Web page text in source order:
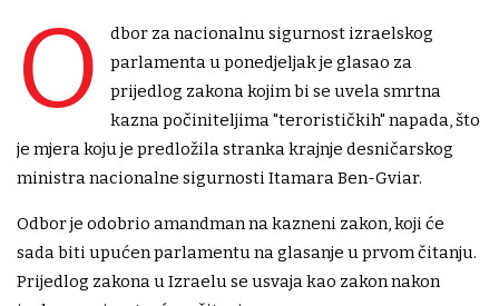
O
dbor za nacionalnu sigurnost izraelskog
parlamenta u ponedjeljak je glasao za
prijedlog zakona kojim bi se uvela smrtna
kazna počiniteljima "terorističkih" napada, što
je mjera koju je predložila stranka krajnje desničarskog
ministra nacionalne sigurnosti Itamara Ben-Gviar.
Odbor je odobrio amandman na kazneni zakon, koji će
sada biti upućen parlamentu na glasanje u prvom čitanju.
Prijedlog zakona u Izraelu se usvaja kao zakon nakon